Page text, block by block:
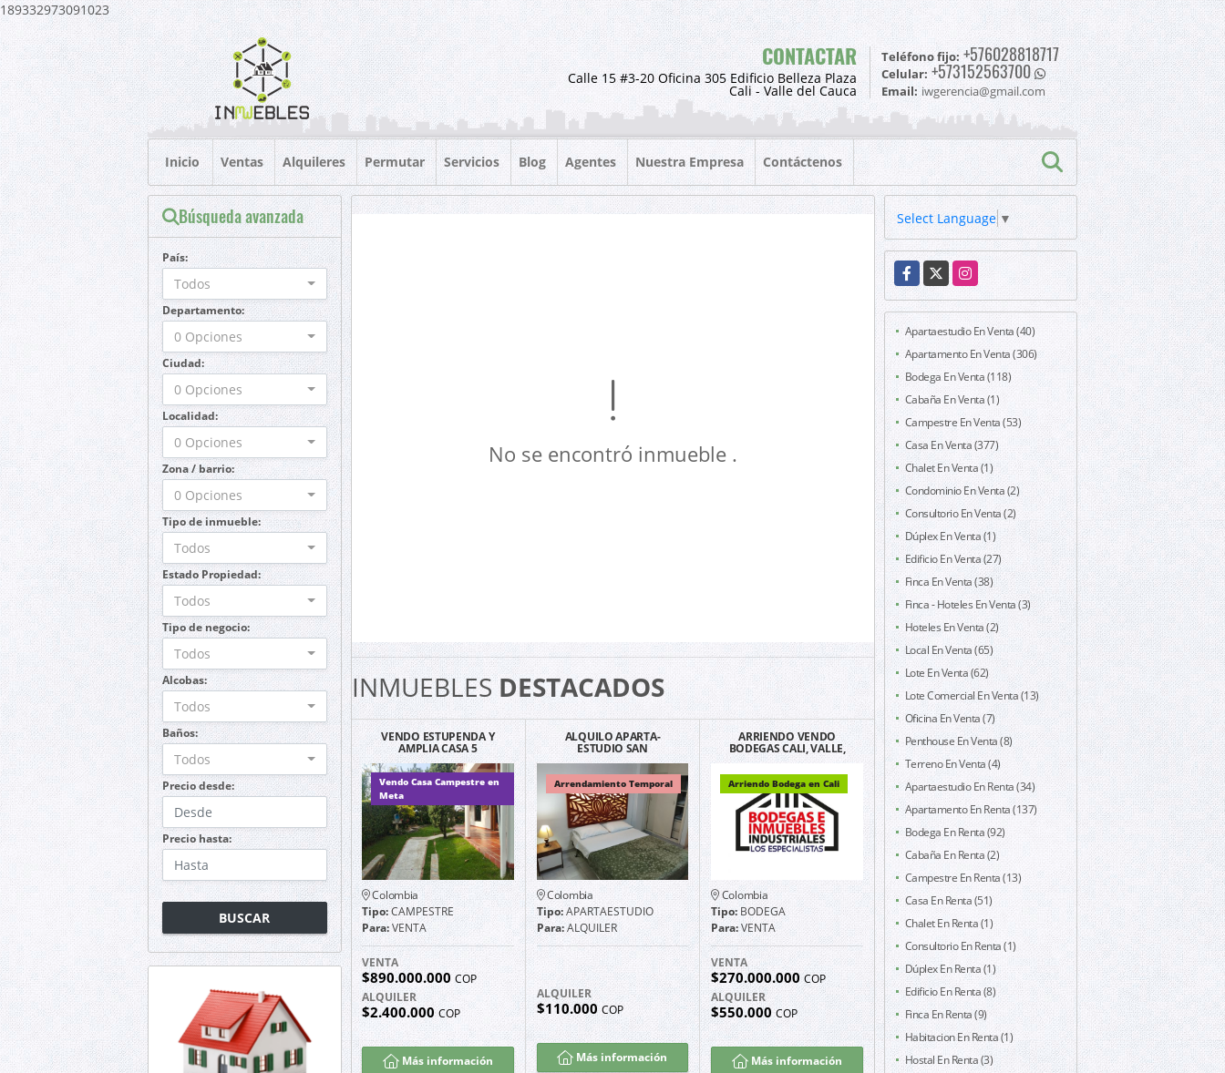
189332973091023
CONTACTAR
Calle 15 #3-20 Oficina 305 Edificio Belleza Plaza
Cali - Valle del Cauca
Teléfono fijo: +576028818717
Celular: +573152563700
Email: iwgerencia@gmail.com
Inicio Ventas Alquileres Permutar Servicios Blog Agentes Nuestra Empresa Contáctenos
Búsqueda avanzada
País:
Todos
Departamento:
0 Opciones
Ciudad:
0 Opciones
Localidad:
0 Opciones
Zona / barrio:
0 Opciones
Tipo de inmueble:
Todos
Estado Propiedad:
Todos
Tipo de negocio:
Todos
Alcobas:
Todos
Baños:
Todos
Precio desde:
Precio hasta:
BUSCAR
No se encontró inmueble .
INMUEBLESDESTACADOS
VENDO ESTUPENDA Y
AMPLIA CASA 5
HABITACIONES 45
MINUTOS CALI
Vendo Casa Campestre en
Meta
Colombia
Tipo:CAMPESTRE
Para:VENTA
VENTA
$890.000.000 COP
ALQUILER
$2.400.000COP
Más información
ALQUILO APARTA-
ESTUDIO SAN
FERNANDO 101 POR
DÍAS 2 MÍNIMO
Arrendamiento Temporal
Colombia
Tipo:APARTAESTUDIO
Para:ALQUILER
ALQUILER
$110.000COP
Más información
ARRIENDO VENDO
BODEGAS CALI, VALLE,
COLOMBIA Y PANAMA
Arriendo Bodega en Cali
Colombia
Tipo:BODEGA
Para:VENTA
VENTA
$270.000.000COP
ALQUILER
$550.000COP
Más información
Select Language ▼
Facebook
X Instagram
Apartaestudio En Venta (40)
Apartamento En Venta (306)
Bodega En Venta (118)
Cabaña En Venta (1)
Campestre En Venta (53)
Casa En Venta (377)
Chalet En Venta (1)
Condominio En Venta (2)
Consultorio En Venta (2)
Dúplex En Venta (1)
Edificio En Venta (27)
Finca En Venta (38)
Finca - Hoteles En Venta (3)
Hoteles En Venta (2)
Local En Venta (65)
Lote En Venta (62)
Lote Comercial En Venta (13)
Oficina En Venta (7)
Penthouse En Venta (8)
Terreno En Venta (4)
Apartaestudio En Renta (34)
Apartamento En Renta (137)
Bodega En Renta (92)
Cabaña En Renta (2)
Campestre En Renta (13)
Casa En Renta (51)
Chalet En Renta (1)
Consultorio En Renta (1)
Dúplex En Renta (1)
Edificio En Renta (8)
Finca En Renta (9)
Habitacion En Renta (1)
Hostal En Renta (3)